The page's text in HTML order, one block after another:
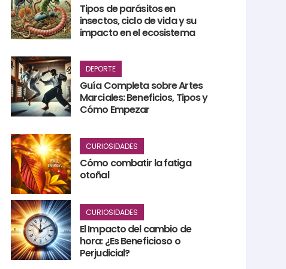
Tipos de parásitos en
insectos, ciclo de vida y su
impacto en el ecosistema
DEPORTE
Guía Completa sobre Artes
Marciales: Beneficios, Tipos y
Cómo Empezar
CURIOSIDADES
Cómo combatir la fatiga
otoñal
CURIOSIDADES
El Impacto del cambio de
hora: ¿Es Beneficioso o
Perjudicial?